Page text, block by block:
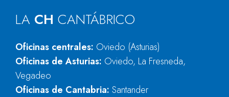
LA CH CANTÁBRICO
Oficinas centrales: Oviedo (Asturias)
Oficinas de Asturias: Oviedo, La Fresneda,
Vegadeo
Oficinas de Cantabria: Santander